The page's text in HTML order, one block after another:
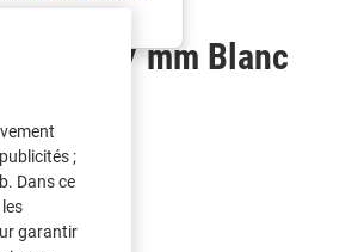
x 67,7 mm Blanc
;
Dans ce
garantir